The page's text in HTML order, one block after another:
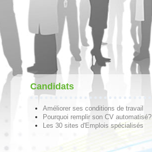
Candidats
Améliorer ses conditions de travail
Pourquoi remplir son CV automatisé?
Les 30 sites d'Emplois spécialisés